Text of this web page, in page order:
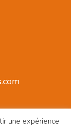
une expérience